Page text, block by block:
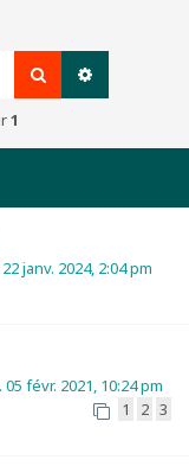
Rechercher
1
janv. 2024, 2:04 pm
05 févr. 2021, 10:24 pm
1 2 3